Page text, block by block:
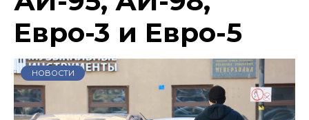
Евро-3 и Евро-5
НОВОСТИ